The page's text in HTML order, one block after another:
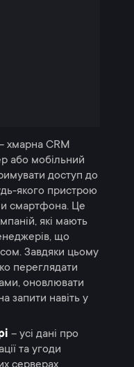
хмарна CRM
або мобільний
доступ до
якого пристрою
смартфона. Це
які мають
що
Завдяки цьому
переглядати
оновлювати
запити навіть у
– усі дані про
та угоди